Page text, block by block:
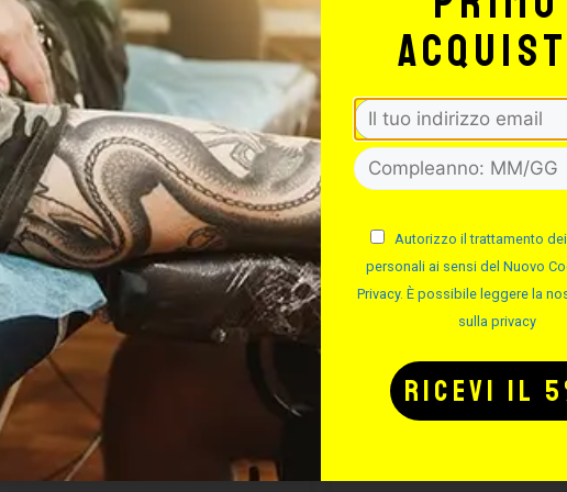
CARTUCCE
CHEYENNE SHADER
FINO AL -20%
CARTUCCE
CHEYENNE
MAGNUM
FINO
Autorizzo il trattamento
personali ai sensi del Nuovo
Privacy. È possibile leggere la
sulla privacy